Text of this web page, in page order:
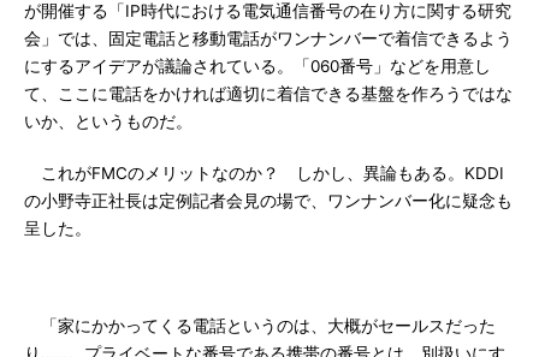
が開催する「IP時代における電気通信番号の在り方に関する研究
会」では、固定電話と移動電話がワンナンバーで着信できるよう
にするアイデアが議論されている。「060番号」などを用意し
て、ここに電話をかければ適切に着信できる基盤を作ろうではな
いか、というものだ。
これがFMCのメリットなのか？ しかし、異論もある。KDDI
の小野寺正社長は定例記者会見の場で、ワンナンバー化に疑念も
呈した。
「家にかかってくる電話というのは、大概がセールスだった